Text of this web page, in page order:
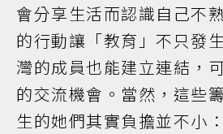
會分享生活而認識自己不
的行動讓「教育」不只發
灣的成員也能建立連結，
的交流機會。當然，這些
生的她們其實負擔並不小